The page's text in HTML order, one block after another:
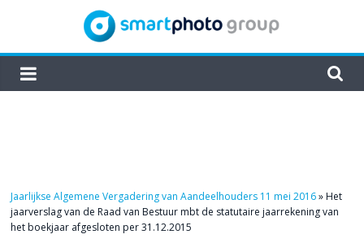
content
smartphoto
Jaarlijkse Algemene Vergadering van Aandeelhouders 11 mei 2016» Het
jaarverslag van de Raad van Bestuur mbt de statutaire jaarrekening van
het boekjaar afgesloten per 31.12.2015